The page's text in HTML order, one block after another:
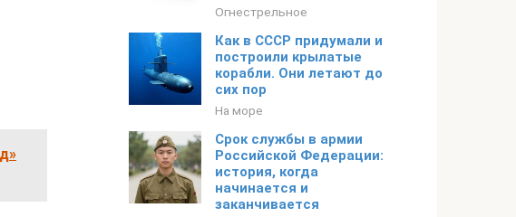
Огнестрельное
Как в СССР придумали и
построили крылатые
корабли. Они летают до
сих пор
На море
Срок службы в армии
Российской Федерации:
история, когда
начинается и
заканчивается